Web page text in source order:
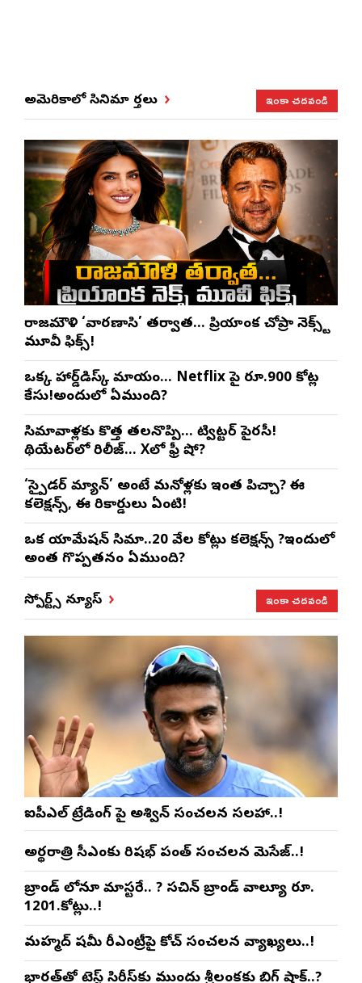
అమెరికాలో సినిమా వార్తలు ఇంకా చదవండి
రాజమౌళి ‘వారణాసి’ తర్వాత… ప్రియాంక చోప్రా నెక్స్ట్
మూవీ ఫిక్స్!
ఒక్క హార్డ్‌డిస్క్ మాయం… Netflix పై రూ.900 కోట్ల
కేసు!అందులో ఏముంది?
సినిమావాళ్లకు కొత్త తలనొప్పి… ట్విట్టర్ పైరసీ!
థియేటర్‌లో రిలీజ్… Xలో ఫ్రీ షో?
‘స్పైడర్ మ్యాన్’ అంటే మనోళ్లకు ఇంత పిచ్చా? ఈ
కలెక్షన్స్, ఈ రికార్డులు ఏంటి!
ఒక యానిమేషన్ సినిమా..20 వేల కోట్లు కలెక్షన్స్ ?ఇందులో
అంత గొప్పతనం ఏముంది?
స్పోర్ట్స్ న్యూస్ ఇంకా చదవండి
ఐపీఎల్ ట్రేడింగ్ పై అశ్విన్ సంచలన సలహా..!
అర్థరాత్రి సీఎంకు రిషభ్ పంత్ సంచలన మెసేజ్..!
బ్రాండ్ లోనూ మాస్టరే.. ? సచిన్ బ్రాండ్ వాల్యూ రూ.
1201.కోట్లు..!
మహ్మద్ షమీ రీఎంట్రీపై కోచ్ సంచలన వ్యాఖ్యలు..!
భారత్‌తో టెస్ట్ సిరీస్‌కు ముందు శ్రీలంకకు బిగ్ షాక్..?